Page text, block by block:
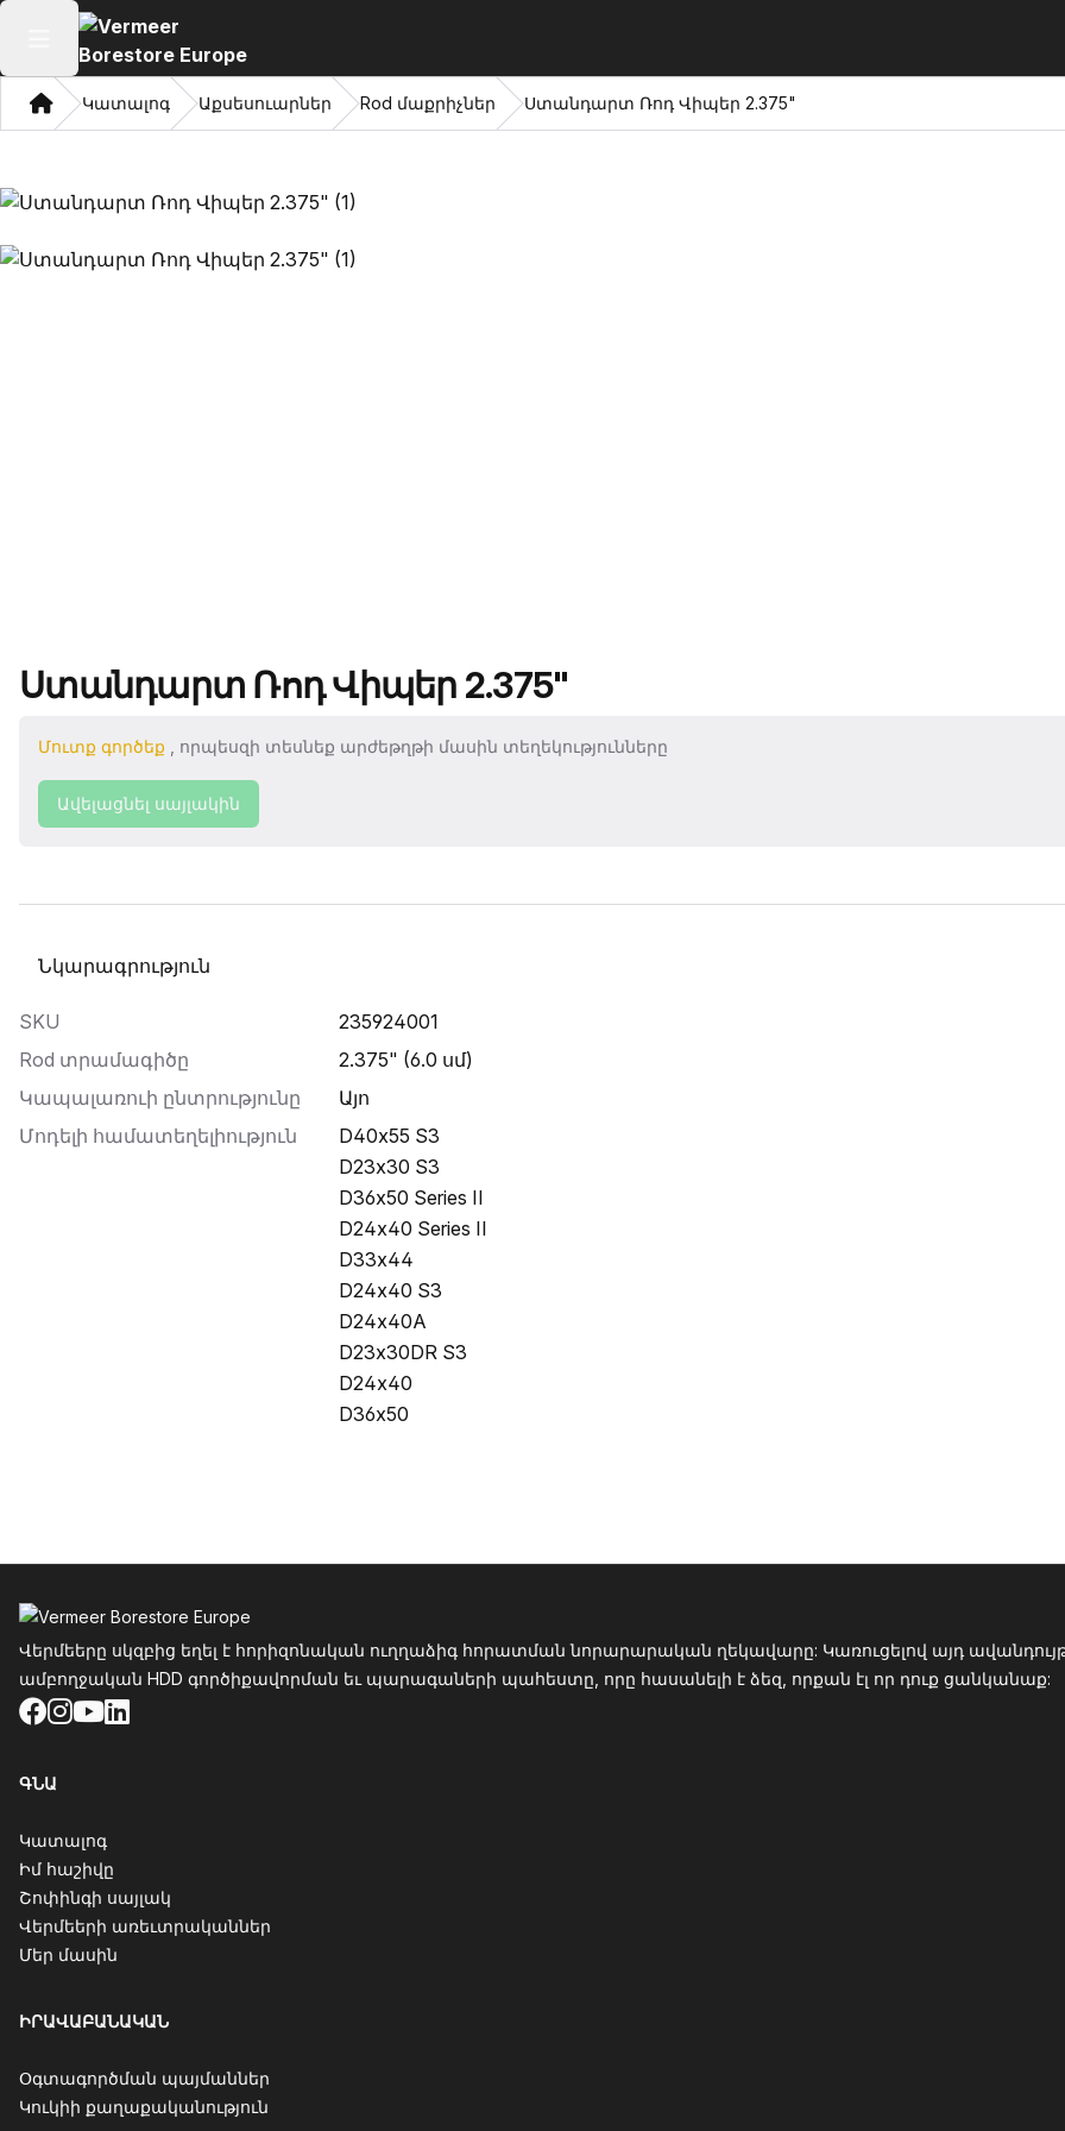
Բաց հիմնական մենյու
ՏունԿատալոգ Աքսեսուարներ Rod մաքրիչներ Ստանդարտ Ռոդ Վիպեր 2.375"
Ապրանքի անվանումը
Ստանդարտ Ռոդ Վիպեր 2.375"
Մուտք գործեք , որպեսզի տեսնեք արժեթղթի մասին տեղեկությունները
Ավելացնել սայլակին
Ընտրել տաբ
SKU
235924001
Rod տրամագիծը
2.375" (6.0 սմ)
Կապալառուի ընտրությունը
Այո
Մոդելի համատեղելիություն
D40x55 S3
D23x30 S3
D36x50 Series II
D24x40 Series II
D33x44
D24x40 S3
D24x40A
D23x30DR S3
D24x40
D36x50
Վերմեերը սկզբից եղել է հորիզոնական ուղղաձիգ հորատման նորարարական ղեկավարը: Կառուցելով այդ
ամբողջական HDD գործիքավորման եւ պարագաների պահեստը, որը հասանելի է ձեզ, որքան էլ որ դուք ցանկանաք:
Facebook
Instagram
YouTube
LinkedIn
ԳՆԱ
Կատալոգ
Իմ հաշիվը
Շոփինգի սայլակ
Վերմեերի առեւտրականներ
Մեր մասին
ԻՐԱՎԱԲԱՆԱԿԱՆ
Օգտագործման պայմաններ
Կուկիի քաղաքականություն